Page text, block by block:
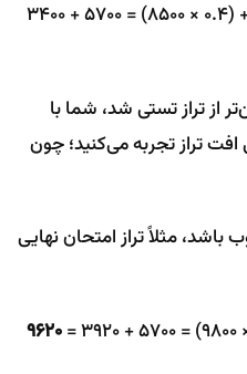
تراز نهایی فیزیک = (۰.۶ × ۹۵۰۰) + (۰.۴ × ۸۵۰۰) = ۵۷۰۰ + ۳۴۰۰
از تراز تستی شد، شما با
تراز تجربه می‌کنید؛ چون
مثلاً تراز امتحان نهایی
۹۶۲۰